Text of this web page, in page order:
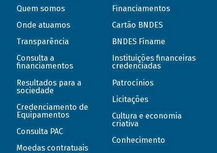
Quem somos
Onde atuamos
Transparência
Consulta a
financiamentos
Resultados para a
sociedade
Credenciamento de
Equipamentos
Consulta PAC
Moedas contratuais
Financiamentos
Cartão BNDES
BNDES Finame
Instituições financeiras
credenciadas
Patrocínios
Licitações
Cultura e economia
criativa
Conhecimento